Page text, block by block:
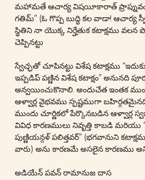
మహామతే ఆచార్య విషయీకారాత్
గతిమ్” (ఓ గొప్ప బుద్ధి కల వాడా! ఆచార్య
స్థితిని నా యొక్క నిర్హేతుక కటాక్షము వలన
చెప్పినట్టు
స్వేచ్ఛతో చూపినట్టు విశేష కటాక్షము
ఇప్పడిప్ పణ్ణిన విశేష కటాక్షం” అనునది
అన్వయించుకొనాలి. అందుచేత ఇంతక
ఆళ్వార్ల వైభవము స్పష్టముగా
ముందు చూర్ణికలో పేర్కొనబడిన ఆళ్వార్ల
వివిధ కారణములు నివృత్తి కాబడి మరియు
పుణ్ణియన్గళ్ పలిత్తవర్” (భగవానుని
వారు) అను కారణమే అసలైన కారణము అని
అడియేన్ పవన్ రామానుజ దాస